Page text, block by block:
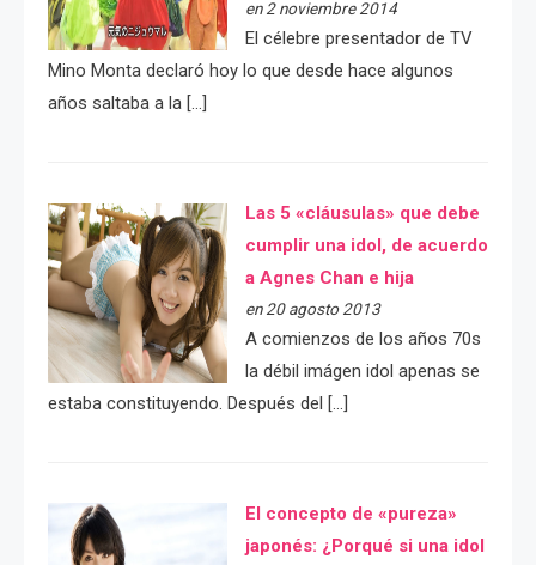
en 2 noviembre 2014
El célebre presentador de TV
Mino Monta declaró hoy lo que desde hace algunos
años saltaba a la […]
Las 5 «cláusulas» que debe
cumplir una idol, de acuerdo
a Agnes Chan e hija
en 20 agosto 2013
A comienzos de los años 70s
la débil imágen idol apenas se
estaba constituyendo. Después del […]
El concepto de «pureza»
japonés: ¿Porqué si una idol